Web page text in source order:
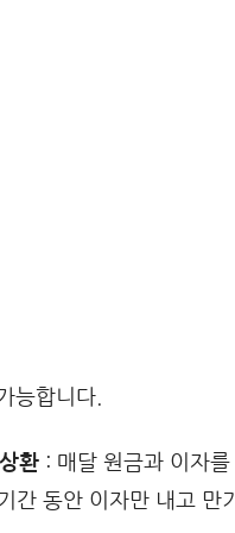
능합니다.
환 : 매달 원금과 이자
간 동안 이자만 내고 만